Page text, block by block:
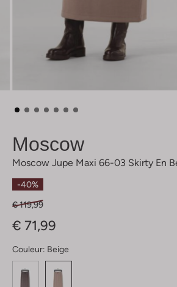
Moscow
Moscow Jupe Maxi 66-03 Skirty En
-40%
€ 119,99
€ 71,99
Couleur: Beige